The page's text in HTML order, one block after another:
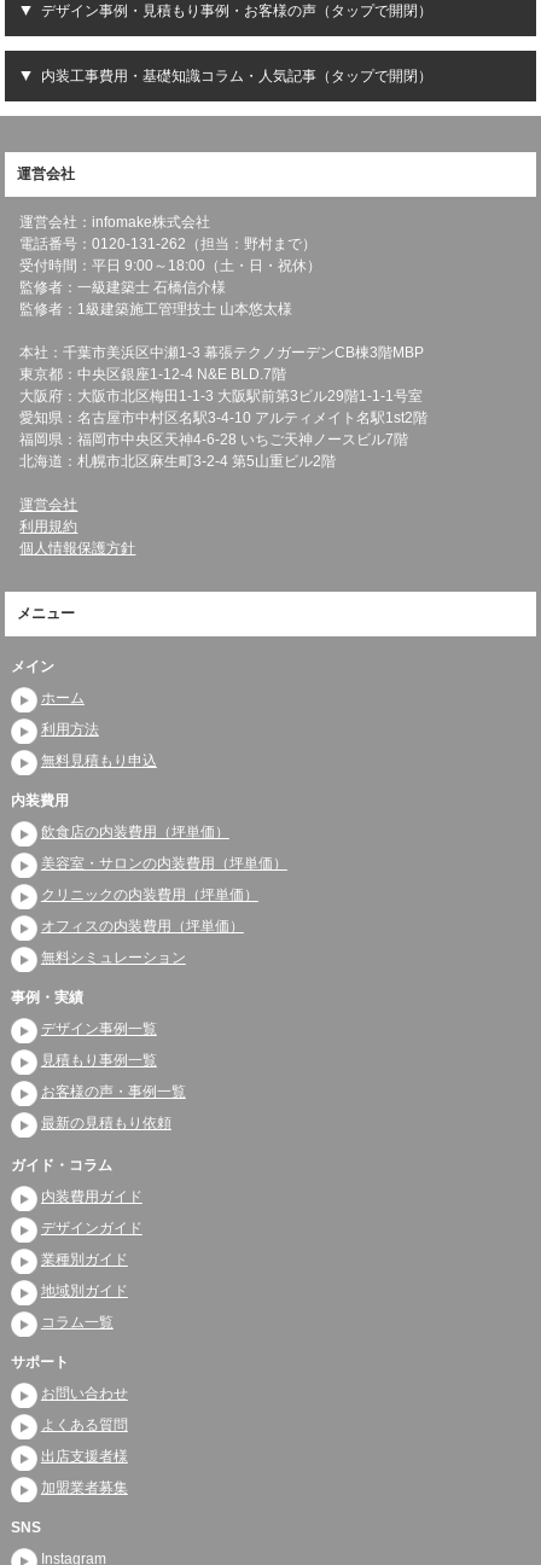
デザイン事例・見積もり事例・お客様の声（タップで開閉）
内装工事費用・基礎知識コラム・人気記事（タップで開閉）
運営会社
運営会社：infomake株式会社
電話番号：0120-131-262（担当：野村まで）
受付時間：平日 9:00～18:00（土・日・祝休）
監修者：一級建築士 石橋信介様
監修者：1級建築施工管理技士 山本悠太様
本社：千葉市美浜区中瀬1-3 幕張テクノガーデンCB棟3階MBP
東京都：中央区銀座1-12-4 N&E BLD.7階
大阪府：大阪市北区梅田1-1-3 大阪駅前第3ビル29階1-1-1号室
愛知県：名古屋市中村区名駅3-4-10 アルティメイト名駅1st2階
福岡県：福岡市中央区天神4-6-28 いちご天神ノースビル7階
北海道：札幌市北区麻生町3-2-4 第5山重ビル2階
運営会社
利用規約
個人情報保護方針
メニュー
メイン
ホーム
利用方法
無料見積もり申込
内装費用
飲食店の内装費用（坪単価）
美容室・サロンの内装費用（坪単価）
クリニックの内装費用（坪単価）
オフィスの内装費用（坪単価）
無料シミュレーション
事例・実績
デザイン事例一覧
見積もり事例一覧
お客様の声・事例一覧
最新の見積もり依頼
ガイド・コラム
内装費用ガイド
デザインガイド
業種別ガイド
地域別ガイド
コラム一覧
サポート
お問い合わせ
よくある質問
出店支援者様
加盟業者募集
SNS
Instagram